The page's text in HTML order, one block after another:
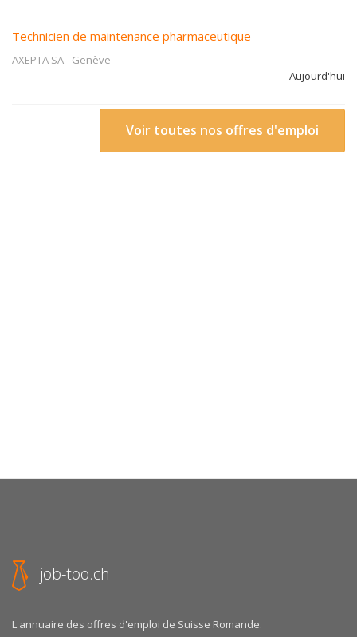
Technicien de maintenance pharmaceutique
AXEPTA SA- Genève
Aujourd'hui
Voir toutes nos offres d'emploi
job-too.ch
L'annuaire des offres d'emploi de Suisse Romande.